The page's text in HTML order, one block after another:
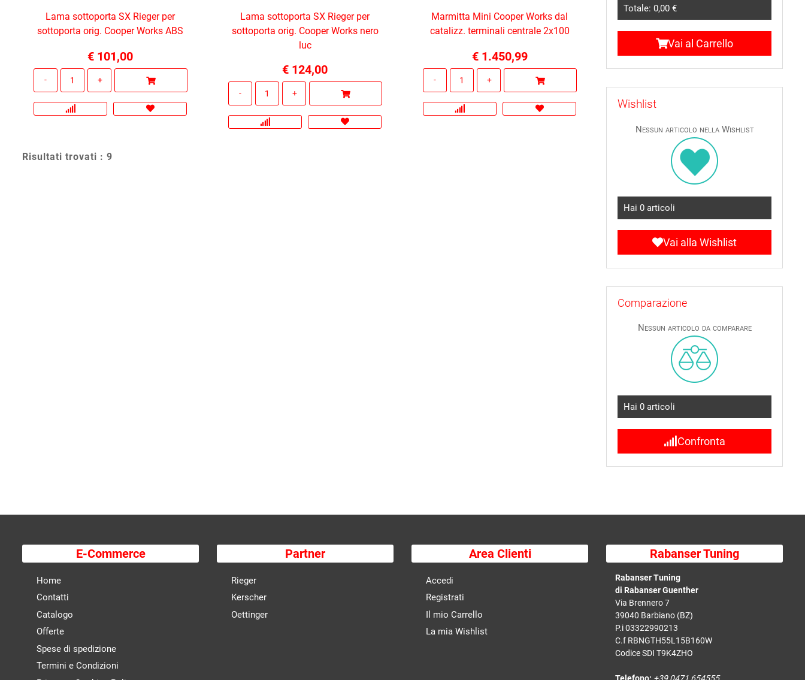
Lama sottoporta SX Rieger per
sottoporta orig. Cooper Works ABS
€ 101,00
Lama sottoporta SX Rieger per
sottoporta orig. Cooper Works nero
luc
€ 124,00
Marmitta Mini Cooper Works dal
catalizz. terminali centrale 2x100
€ 1.450,99
Risultati trovati : 9
Totale: 0,00 €
Vai al Carrello
Wishlist
Nessun articolo nella Wishlist
Hai 0 articoli
Vai alla Wishlist
Comparazione
Nessun articolo da comparare
Hai 0 articoli
Confronta
E-Commerce
Home
Contatti
Catalogo
Offerte
Spese di spedizione
Termini e Condizioni
Partner
Rieger
Kerscher
Oettinger
Area Clienti
Accedi
Registrati
Il mio Carrello
La mia Wishlist
Rabanser Tuning
Rabanser Tuning
di Rabanser Guenther
Via Brennero 7
39040 Barbiano (BZ)
P.i 03322990213
C.f RBNGTH55L15B160W
Codice SDI T9K4ZHO